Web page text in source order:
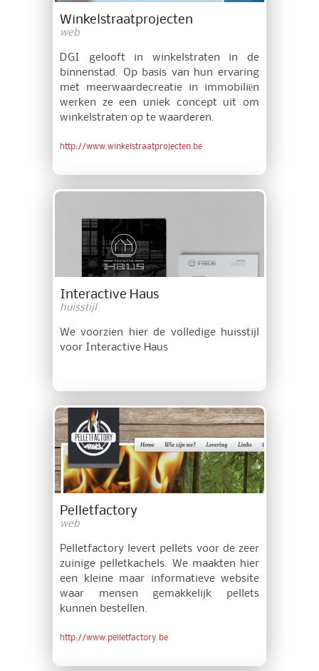
Winkelstraatprojecten
web
DGI gelooft in winkelstraten in de
binnenstad. Op basis van hun ervaring
met meerwaardecreatie in immobiliën
werken ze een uniek concept uit om
winkelstraten op te waarderen.
http://www.winkelstraatprojecten.be
Interactive Haus
huisstijl
We voorzien hier de volledige huisstijl
voor Interactive Haus
Pelletfactory
web
Pelletfactory levert pellets voor de zeer
zuinige pelletkachels. We maakten hier
een kleine maar informatieve website
waar mensen gemakkelijk pellets
kunnen bestellen.
http://www.pelletfactory.be